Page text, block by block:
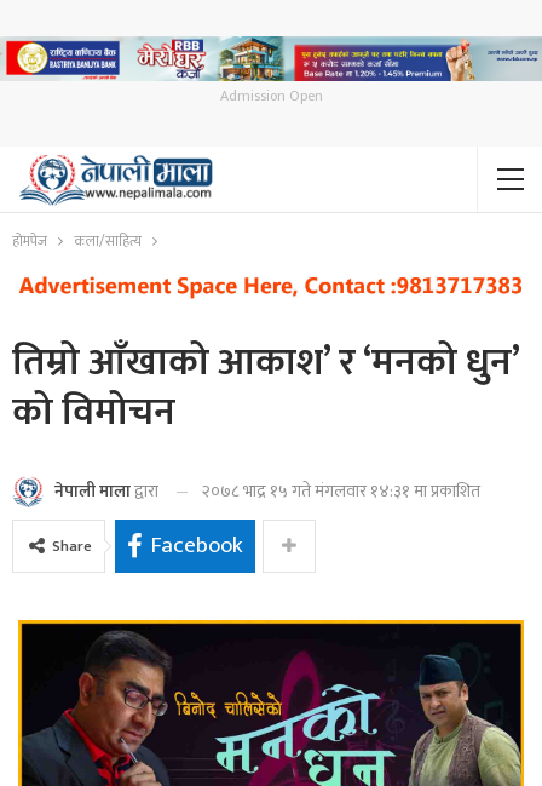
Admission Open
होमपेज कला/साहित्य
तिम्रो आँखाको आकाश’ र ‘मनको धुन’
को विमोचन
नेपाली मालाद्वारा २०७८ भाद्र १५ गते मंगलवार १४:३१ मा प्रकाशित
Share Facebook